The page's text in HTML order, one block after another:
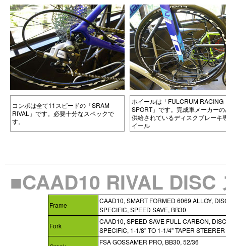
コンポは全て11スピードの「SRAM
RIVAL」です。必要十分なスペックで
す。
ホイールは「FULCRUM RACING
SPORT」です。完成車メーカー
供給されているディスクブレーキ
イール
■CAAD10 RIVAL DISC
Frame
CAAD10, SMART FORMED 6069 ALLOY,
SPECIFIC, SPEED SAVE, BB30
Fork
CAAD10, SPEED SAVE FULL CARBON, DISC
SPECIFIC, 1-1/8” TO 1-1/4” TAPER STEERER
FSA GOSSAMER PRO, BB30, 52/36